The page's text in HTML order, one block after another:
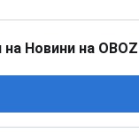
Новини на